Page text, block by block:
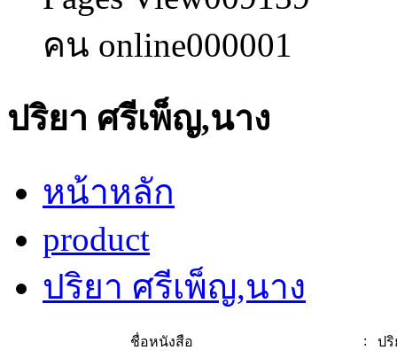
คน online000001
ปริยา ศรีเพ็ญ,นาง
หน้าหลัก
product
ปริยา ศรีเพ็ญ,นาง
ชื่อหนังสือ :
ปริ